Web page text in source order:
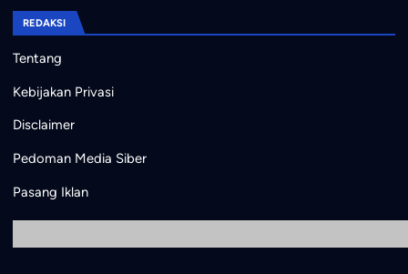
REDAKSI
Tentang
Kebijakan Privasi
Disclaimer
Pedoman Media Siber
Pasang Iklan